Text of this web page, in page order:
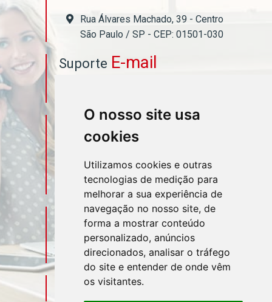
O nosso site usa
cookies
Utilizamos cookies e outras
tecnologias de medição para
melhorar a sua experiência de
navegação no nosso site, de
forma a mostrar conteúdo
personalizado, anúncios
direcionados, analisar o tráfego
do site e entender de onde vêm
os visitantes.
Rua Álvares Machado, 39 - Centro
São Paulo / SP - CEP: 01501-030
Suporte E-mail
ContatoTelefone
(11) 95580-4449
RedesSociais
Mapa do Escritório